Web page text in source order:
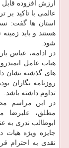
ارزش افزوده قابل
عالمی با تاكید
استان ها گفت:
هستند و باید
شود.
در ادامه، عباس
هیات عامل
های گذشته نشان
روزنامه نگاران
تداوم داشته باشد.
در این مراسم
مطلق، علیرضا
ابوطالب ندری به
جایزه ویژه هیات
نقدی به احترام